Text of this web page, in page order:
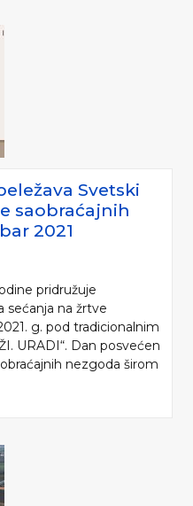
Svetski
saobraćajnih
2021
pridružuje
sećanja na žrtve
g. pod tradicionalnim
URADI“. Dan posvećen
nezgoda širom